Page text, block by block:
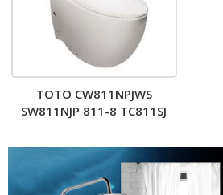
TOTO CW811NPJWS
SW811NJP 811-8 TC811SJ
nắp êm